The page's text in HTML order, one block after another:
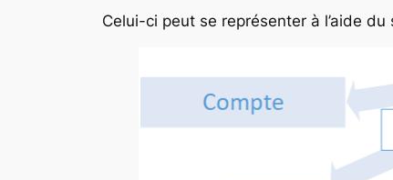
Celui-ci peut se représenter à l’aide du